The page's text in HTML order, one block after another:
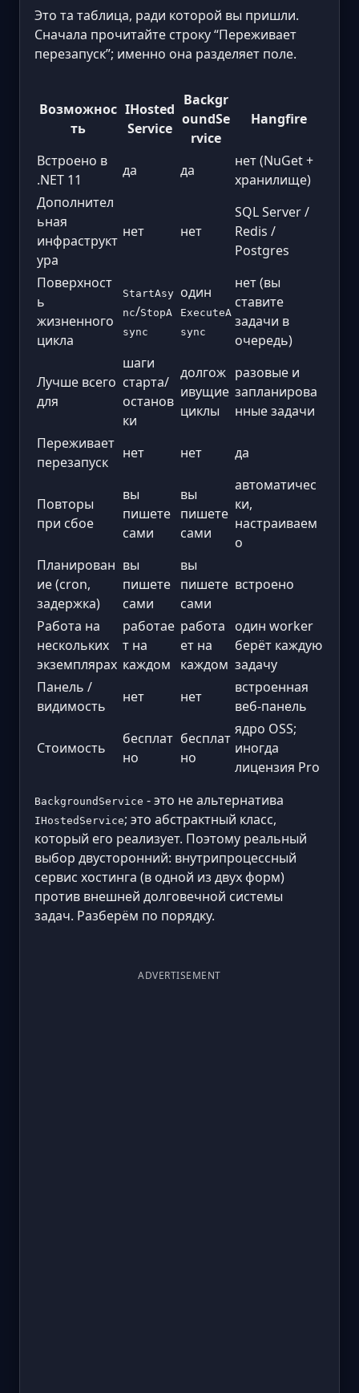
Это та таблица, ради которой вы пришли.
Сначала прочитайте строку “Переживает
перезапуск”; именно она разделяет поле.
Возможнос
ть
IHosted
Service
Backgr
oundSe
rvice
Hangfire
Встроено в
.NET 11
да да
нет (NuGet +
хранилище)
Дополнител
ьная
инфраструкт
ура
нет нет
SQL Server /
Redis /
Postgres
Поверхност
ь
жизненного
цикла
StartAsy
nc/StopA
sync
один
ExecuteA
sync
нет (вы
ставите
задачи в
очередь)
Лучше всего
для
шаги
старта/
останов
ки
долгож
ивущие
циклы
разовые и
запланирова
нные задачи
Переживает
перезапуск
нет нет да
Повторы
при сбое
вы
пишете
сами
вы
пишете
сами
автоматичес
ки,
настраиваем
о
Планирован
ие (cron,
задержка)
вы
пишете
сами
вы
пишете
сами
встроено
Работа на
нескольких
экземплярах
работае
т на
каждом
работа
ет на
каждом
один worker
берёт каждую
задачу
Панель /
видимость
нет нет
встроенная
веб-панель
Стоимость
бесплат
но
бесплат
но
ядро OSS;
иногда
лицензия Pro
BackgroundService - это не альтернатива
IHostedService; это абстрактный класс,
который его реализует. Поэтому реальный
выбор двусторонний: внутрипроцессный
сервис хостинга (в одной из двух форм)
против внешней долговечной системы
задач. Разберём по порядку.
ADVERTISEMENT